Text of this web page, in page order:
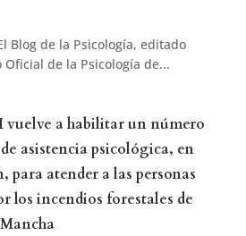
Blog de la Psicología, editado
Oficial de la Psicología de...
vuelve a habilitar un número
asistencia psicológica, en
para atender a las personas
los incendios forestales de